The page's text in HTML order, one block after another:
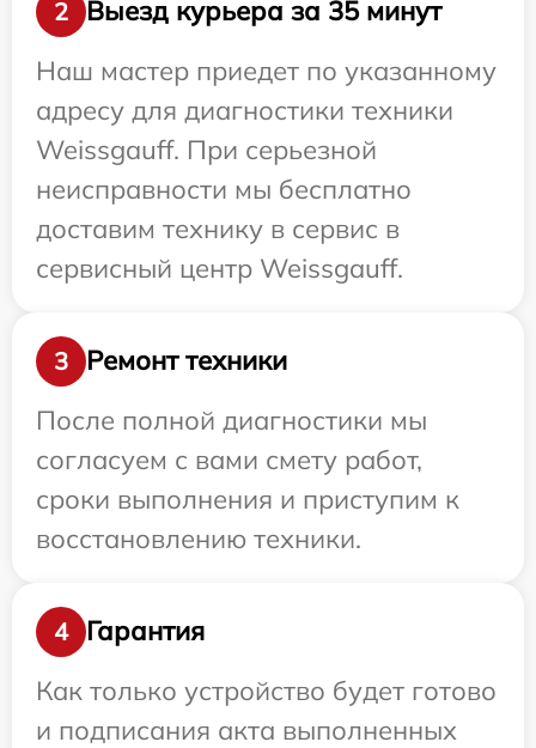
2
Выезд курьера за 35 минут
Наш мастер приедет по указанному
адресу для диагностики техники
Weissgauff. При серьезной
неисправности мы бесплатно
доставим технику в сервис в
сервисный центр Weissgauff.
3
Ремонт техники
После полной диагностики мы
согласуем с вами смету работ,
сроки выполнения и приступим к
восстановлению техники.
4
Гарантия
Как только устройство будет готово
и подписания акта выполненных